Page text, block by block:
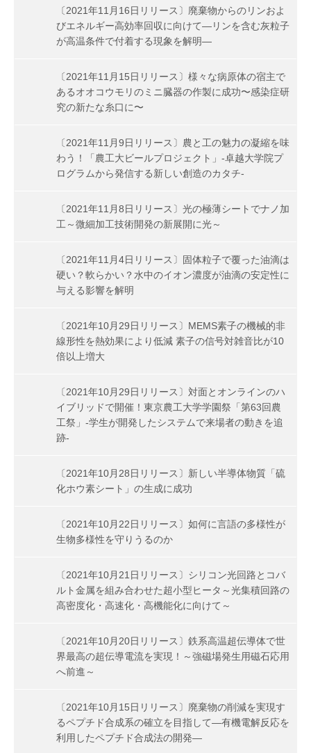
〔2021年11月16日リリース〕廃棄物からのリンおよ
びエネルギー高効率回収に向けて―リンを含む灰粒子
が高温条件で付着する現象を解明―
〔2021年11月15日リリース〕様々な病原体の宿主で
あるオオコウモリのミニ臓器の作製に成功〜感染症研
究の新たな糸口に〜
〔2021年11月9日リリース〕農と工の魅力の凝縮を味
わう！「農工大ビールプロジェクト」-卓越大学院プ
ログラムから発信する新しい創造のカタチ-
〔2021年11月8日リリース〕光の極薄シートでナノ加
工～微細加工技術開発の新展開に光～
〔2021年11月4日リリース〕固体粒子で覆った油滴は
硬い？軟らかい？水中のイオン濃度が油滴の安定性に
与える影響を解明
〔2021年10月29日リリース〕MEMS素子の機械的非
線形性を熱効果により低減 素子の信号対雑音比が10
倍以上増大
〔2021年10月29日リリース〕対面とオンラインのハ
イブリッドで開催！東京農工大学学園祭「第63回農
工祭」-学生が開発したシステムで来場者の動きを追
跡-
〔2021年10月28日リリース〕新しい半導体物質「硫
化ホウ素シート」の生成に成功
〔2021年10月22日リリース〕如何に言語の多様性が
生物多様性を守りうるのか
〔2021年10月21日リリース〕シリコン光回路とコバ
ルト金属を組み合わせた超小型ヒータ～光集積回路の
高密度化・高速化・高機能化に向けて～
〔2021年10月20日リリース〕鉄系高温超伝導体で世
界最高の超伝導電流を実現！～強磁場発生用磁石応用
へ前進～
〔2021年10月15日リリース〕廃棄物の削減を実現す
るペプチド合成系の確立を目指して―有機電解反応を
利用したペプチド合成法の開発―